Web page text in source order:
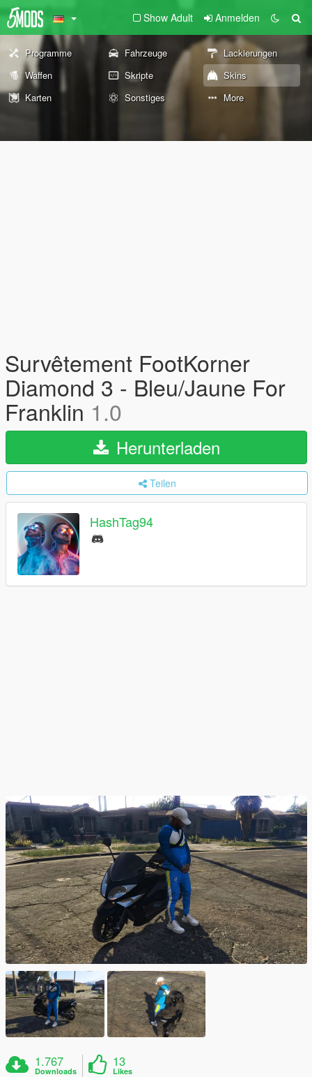
Show Adult Anmelden
Programme Fahrzeuge
Lackierungen
Waffen
Skripte
Skins
Karten
Sonstiges More
Survêtement FootKorner
Diamond 3 - Bleu/Jaune For
Franklin 1.0
Herunterladen
Teilen
HashTag94
1.767
Downloads
13
Likes